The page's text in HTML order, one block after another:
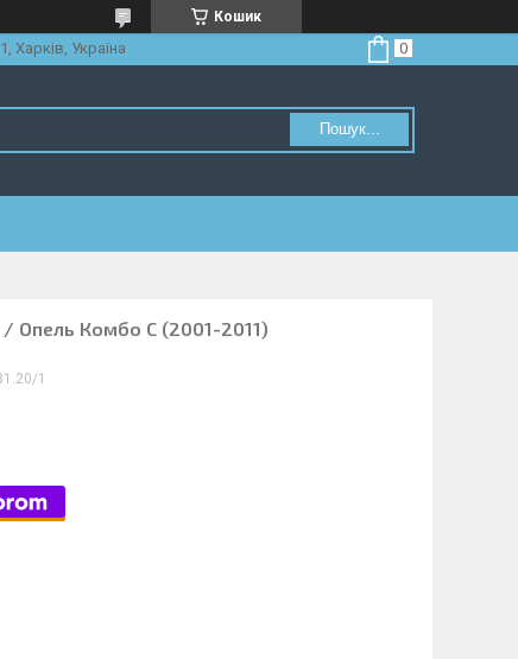
Кошик
Харків, Україна
Пошук...
/ Опель Комбо C (2001-2011)
1